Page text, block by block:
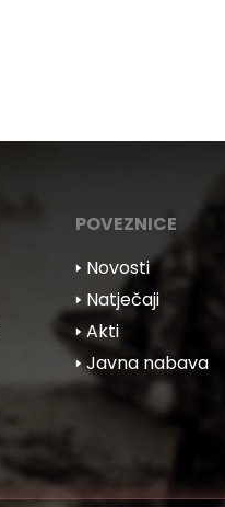
POVEZNICE
🢒 Novosti
🢒 Natječaji
🢒 Akti
🢒 Javna nabava